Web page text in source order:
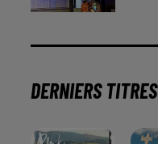
DERNIERS TITRES